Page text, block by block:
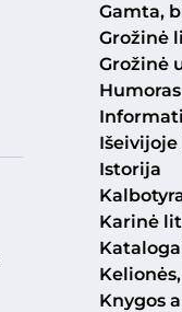
Gamta,
Grožinė
Grožinė
Humoras
Istorija
Karinė
Knygos